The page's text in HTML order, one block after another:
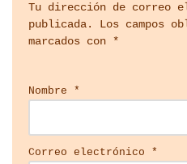
Tu dirección de correo
publicada.
Los campos
marcados con *
Nombre *
Correo electrónico *